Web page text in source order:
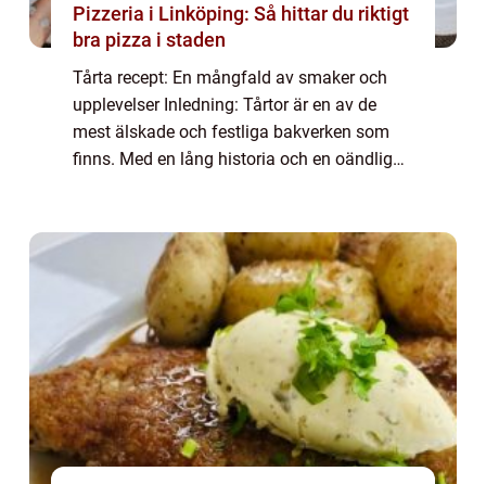
Pizzeria i Linköping: Så hittar du riktigt
bra pizza i staden
Tårta recept: En mångfald av smaker och
upplevelser Inledning: Tårtor är en av de
mest älskade och festliga bakverken som
finns. Med en lång historia och en oändlig